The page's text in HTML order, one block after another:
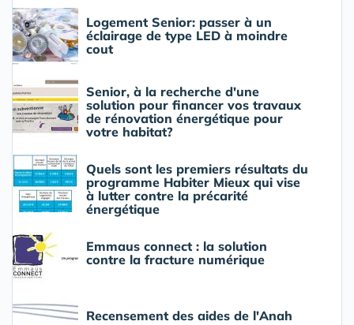
Logement Senior: passer à un
éclairage de type LED à moindre
cout
Senior, à la recherche d'une
solution pour financer vos travaux
de rénovation énergétique pour
votre habitat?
Quels sont les premiers résultats du
programme Habiter Mieux qui vise
à lutter contre la précarité
énergétique
Emmaus connect : la solution
contre la fracture numérique
Recensement des aides de l'Anah